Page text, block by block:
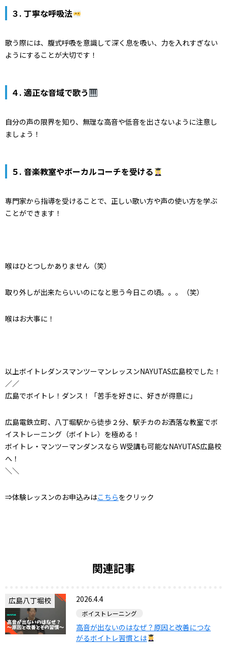
３. 丁寧な呼吸法
歌う際には、腹式呼吸を意識して深く息を吸い、力を入れすぎない
ようにすることが大切です！
４. 適正な音域で歌う
自分の声の限界を知り、無理な高音や低音を出さないように注意し
ましょう！
５. 音楽教室やボーカルコーチを受ける
専門家から指導を受けることで、正しい歌い方や声の使い方を学ぶ
ことができます！
喉はひとつしかありません（笑）
取り外しが出来たらいいのになと思う今日この頃。。。（笑）
喉はお大事に！
以上ボイトレダンスマンツーマンレッスンNAYUTAS広島校でした！
／／
広島でボイトレ！ダンス！「苦手を好きに、好きが得意に」
広島電鉄立町、八丁堀駅から徒歩２分、駅チカのお洒落な教室でボ
イストレーニング（ボイトレ）を極める！
ボイトレ・マンツーマンダンスなら W受講も可能なNAYUTAS広島校
へ！
＼＼
⇒体験レッスンのお申込みはこちらをクリック
関連記事
広島八丁堀校 2026.4.4
ボイストレーニング
高音が出ないのはなぜ？原因と改善につな
がるボイトレ習慣とは